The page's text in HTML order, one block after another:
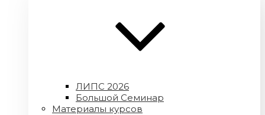
ЛИПС 2026
Большой Семинар
Материалы курсов